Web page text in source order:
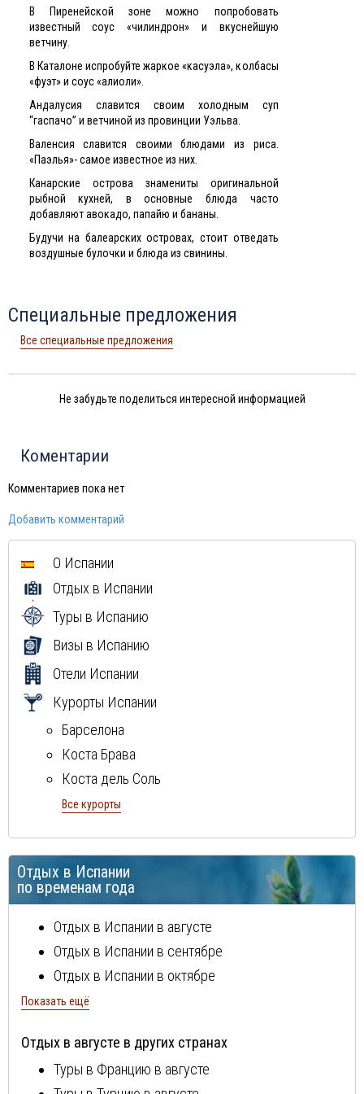
В Пиренейской зоне можно попробовать
известный соус «чилиндрон» и вкуснейшую
ветчину.
В Каталоне испробуйте жаркое «касуэла», колбасы
«фуэт» и соус «алиоли».
Андалусия славится своим холодным суп
“гаспачо” и ветчиной из провинции Уэльва.
Валенсия славится своими блюдами из риса.
«Паэлья»- самое известное из них.
Канарские острова знамениты оригинальной
рыбной кухней, в основные блюда часто
добавляют авокадо, папайю и бананы.
Будучи на балеарских островах, стоит отведать
воздушные булочки и блюда из свинины.
Специальные предложения
Все специальные предложения
Не забудьте поделиться интересной информацией
Коментарии
Комментариев пока нет
Добавить комментарий
О Испании
Отдых в Испании
Туры в Испанию
Визы в Испанию
Отели Испании
Курорты Испании
Барселона
Коста Брава
Коста дель Соль
Коста Дорада
остров Майорка
Тенерифе
Все курорты
Отдых в Испании
по временам года
Отдых в Испании в августе
Отдых в Испании в сентябре
Отдых в Испании в октябре
Отдых в Испании в ноябре
Отдых в Испании в январе
Отдых в Испании в феврале
Показать ещё
Отдых в августе в других странах
Туры в Францию в августе